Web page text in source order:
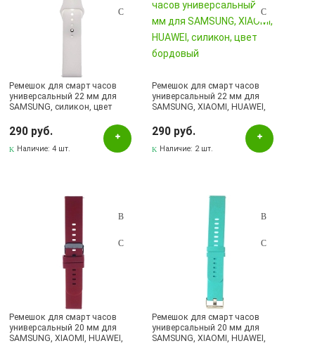
Ремешок для смарт часов
универсальный 22 мм для
SAMSUNG, силикон, цвет
290 руб.
Наличие:4 шт.
Ремешок для смарт часов
универсальный 22 мм для
SAMSUNG, XIAOMI, HUAWEI,
290 руб.
Наличие: 2 шт.
Ремешок для смарт часов
универсальный 20 мм для
SAMSUNG, XIAOMI, HUAWEI,
Ремешок для смарт часов
универсальный 20 мм для
SAMSUNG, XIAOMI, HUAWEI,